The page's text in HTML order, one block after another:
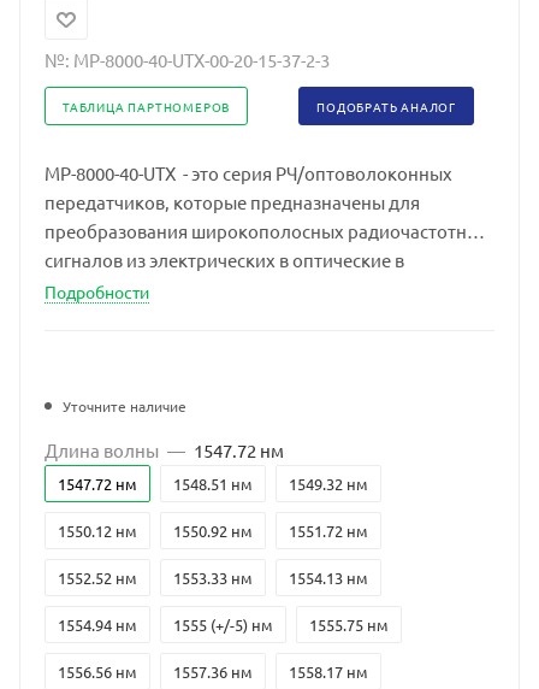
№: MP-8000-40-UTX-00-20-15-37-2-3
ТАБЛИЦА ПАРТНОМЕРОВ ПОДОБРАТЬ АНАЛОГ
MP-8000-40-UTX - это серия РЧ/оптоволоконных
передатчиков, которые предназначены для
преобразования широкополосных радиочастотных
сигналов из электрических в оптические в
диапазоне частот от 10 МГц до 40 ГГц.
Подробности
Уточните наличие
Длина волны — 1547.72 нм
1547.72 нм 1548.51 нм 1549.32 нм
1550.12 нм 1550.92 нм 1551.72 нм
1552.52 нм 1553.33 нм 1554.13 нм
1554.94 нм 1555 (+/-5) нм 1555.75 нм
1556.56 нм 1557.36 нм 1558.17 нм